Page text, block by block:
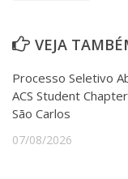
VEJA
Processo Seletivo
ACS Student
São Carlos
07/08/2026